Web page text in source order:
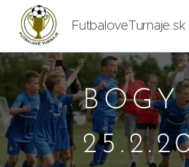
FutbaloveTurnaje.sk
BOGY